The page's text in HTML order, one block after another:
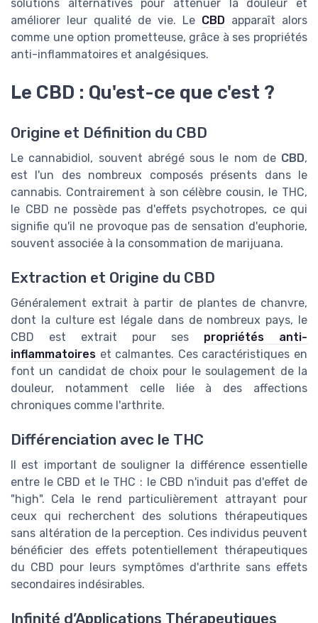
solutions alternatives pour atténuer la douleur et
améliorer leur qualité de vie. Le CBD apparaît alors
comme une option prometteuse, grâce à ses propriétés
anti-inflammatoires et analgésiques.
Le CBD : Qu'est-ce que c'est ?
Origine et Définition du CBD
Le cannabidiol, souvent abrégé sous le nom de CBD,
est l'un des nombreux composés présents dans le
cannabis. Contrairement à son célèbre cousin, le THC,
le CBD ne possède pas d'effets psychotropes, ce qui
signifie qu'il ne provoque pas de sensation d'euphorie,
souvent associée à la consommation de marijuana.
Extraction et Origine du CBD
Généralement extrait à partir de plantes de chanvre,
dont la culture est légale dans de nombreux pays, le
CBD est extrait pour ses propriétés anti-
inflammatoires et calmantes. Ces caractéristiques en
font un candidat de choix pour le soulagement de la
douleur, notamment celle liée à des affections
chroniques comme l'arthrite.
Différenciation avec le THC
Il est important de souligner la différence essentielle
entre le CBD et le THC : le CBD n'induit pas d'effet de
"high". Cela le rend particulièrement attrayant pour
ceux qui recherchent des solutions thérapeutiques
sans altération de la perception. Ces individus peuvent
bénéficier des effets potentiellement thérapeutiques
du CBD pour leurs symptômes d'arthrite sans effets
secondaires indésirables.
Infinité d’Applications Thérapeutiques